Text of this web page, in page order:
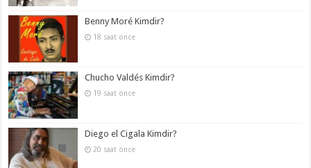
Benny Moré Kimdir?
18 saat önce
Chucho Valdés Kimdir?
19 saat önce
Diego el Cigala Kimdir?
20 saat önce